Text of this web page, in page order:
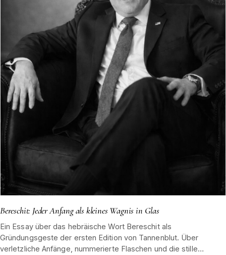
Bereschit: Jeder Anfang als kleines Wagnis in Glas
Ein Essay über das hebräische Wort Bereschit als
Gründungsgeste der ersten Edition von Tannenblut. Über
verletzliche Anfänge, nummerierte Flaschen und die stille